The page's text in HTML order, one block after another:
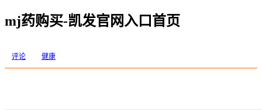
mj药购买-凯发官网入口首页
评论 健康